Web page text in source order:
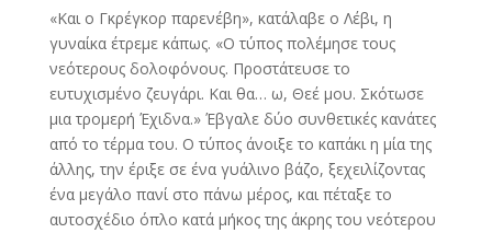
«Και ο Γκρέγκορ παρενέβη», κατάλαβε ο Λέβι, η
γυναίκα έτρεμε κάπως. «Ο τύπος πολέμησε τους
νεότερους δολοφόνους. Προστάτευσε το
ευτυχισμένο ζευγάρι. Και θα… ω, Θεέ μου. Σκότωσε
μια τρομερή Έχιδνα.» Έβγαλε δύο συνθετικές κανάτες
από το τέρμα του. Ο τύπος άνοιξε το καπάκι η μία της
άλλης, την έριξε σε ένα γυάλινο βάζο, ξεχειλίζοντας
ένα μεγάλο πανί στο πάνω μέρος, και πέταξε το
αυτοσχέδιο όπλο κατά μήκος της άκρης του νεότερου